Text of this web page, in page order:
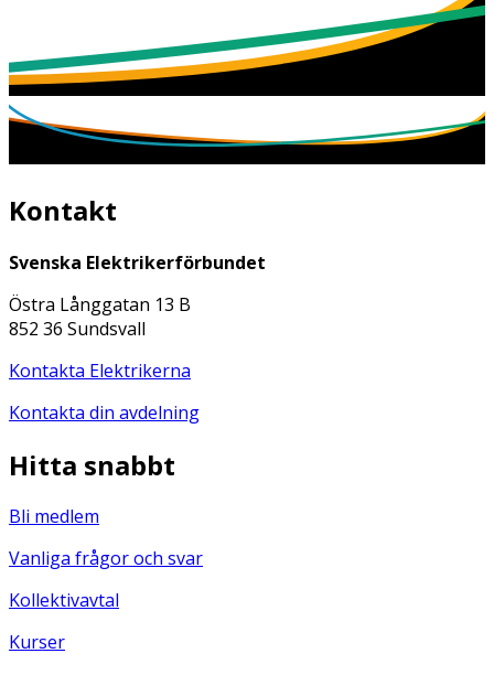
Kontakt
Svenska Elektrikerförbundet
Östra Långgatan 13 B
852 36 Sundsvall
Kontakta Elektrikerna
Kontakta din avdelning
Hitta snabbt
Bli medlem
Vanliga frågor och svar
Kollektivavtal
Kurser